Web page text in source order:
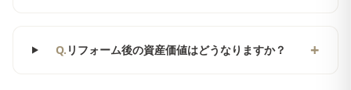
Q. リフォーム後の資産価値はどうなりますか？ +